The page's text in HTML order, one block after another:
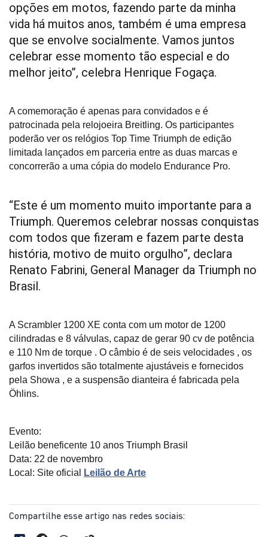
opções em motos, fazendo parte da minha
vida há muitos anos, também é uma empresa
que se envolve socialmente. Vamos juntos
celebrar esse momento tão especial e do
melhor jeito’’, celebra Henrique Fogaça.
A comemoração é apenas para convidados e é
patrocinada pela relojoeira Breitling. Os participantes
poderão ver os relógios Top Time Triumph de edição
limitada lançados em parceria entre as duas marcas e
concorrerão a uma cópia do modelo Endurance Pro.
“Este é um momento muito importante para a
Triumph. Queremos celebrar nossas conquistas
com todos que fizeram e fazem parte desta
história, motivo de muito orgulho”, declara
Renato Fabrini, General Manager da Triumph no
Brasil.
A Scrambler 1200 XE conta com um motor de 1200
cilindradas e 8 válvulas, capaz de gerar 90 cv de potência
e 110 Nm de torque . O câmbio é de seis velocidades , os
garfos invertidos são totalmente ajustáveis e fornecidos
pela Showa , e a suspensão dianteira é fabricada pela
Öhlins.
Evento:
Leilão beneficente 10 anos Triumph Brasil
Data: 22 de novembro
Local: Site oficial
Leilão de Arte
Compartilhe esse artigo nas redes sociais: